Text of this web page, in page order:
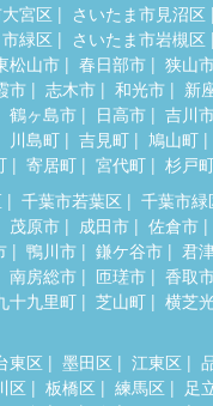
宮区
さいたま市見沼区
緑区
さいたま市岩槻区
松山市 春日部市
狭山
市 志木市 和光市
新
鶴ヶ島市 日高市
吉川
川島町 吉見町
鳩山町
寄居町 宮代町 杉戸
千葉市若葉区
千葉市緑
茂原市 成田市
佐倉市
鴨川市 鎌ケ谷市
君
南房総市 匝瑳市
香取
十九里町 芝山町
横芝
東区 墨田区 江東区
区 板橋区 練馬区
足